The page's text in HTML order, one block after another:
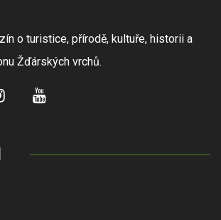
o turistice, přírodě, kultuře, historii a
Žďárských vrchů.